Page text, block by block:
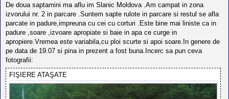
s
e
s
o
r
i
l
o
d
e
r
u
s
j
De doua saptamini ma aflu im Slanic Moldova .Am campat in zona
izvorului nr. 2 in parcare .Suntem sapte rulote in parcare si restul se afla
parcate in padure,impreuna cu cei cu corturi .Este bine mai liniste ca in
padure ,soare ,izvoare apropiate si baie in apa ce curge in
apropiere.Vremea este variabila,cu ploi scurte si apoi soare.In genere de
pe data de 19.07 si pina in prezent a fost buna.Incerc sa pun ceva
fotografii:
FIŞIERE ATAŞATE